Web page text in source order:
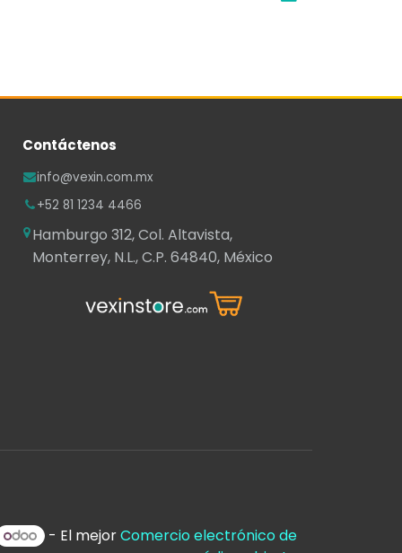
Contáctenos
info@vexin.com.mx
+52 81 1234 4466
Hamburgo 312, Col. Altavista,
Monterrey, N.L., C.P. 64840, México
- El mejorComercio electrónico de